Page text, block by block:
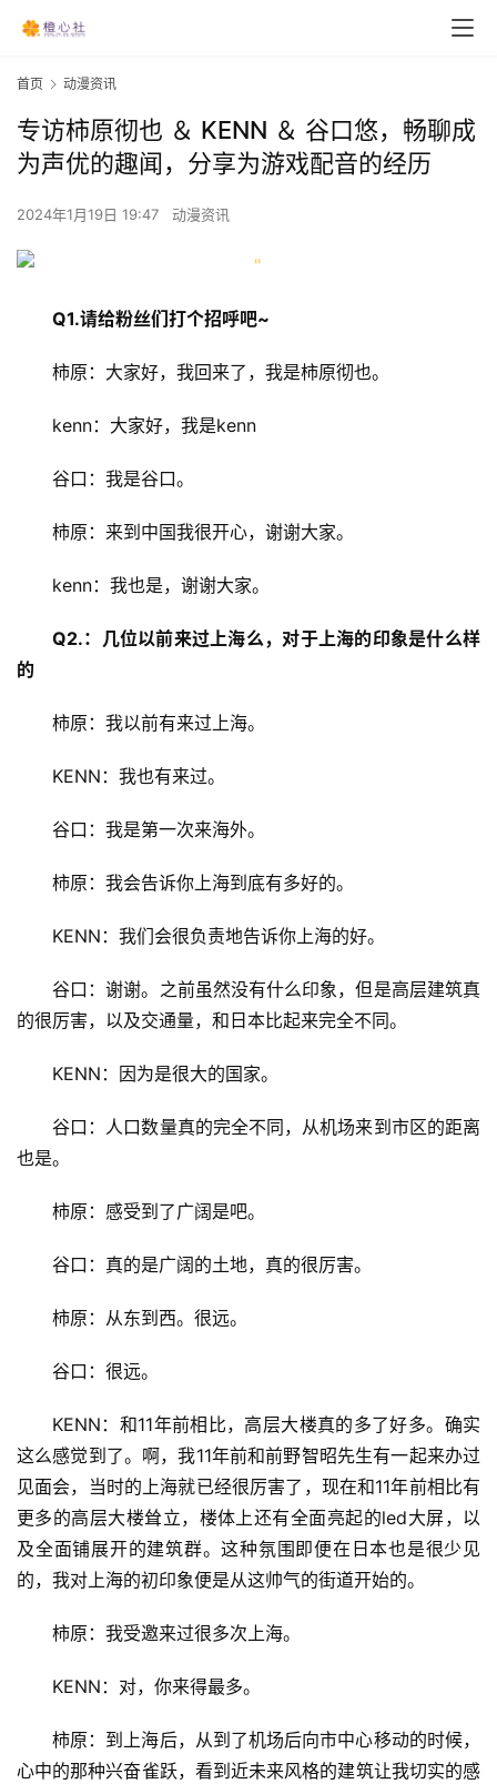
首页 动漫资讯
专访柿原彻也 ＆ KENN ＆ 谷口悠，畅聊成
为声优的趣闻，分享为游戏配音的经历
2024年1月19日 19:47 动漫资讯
Q1.请给粉丝们打个招呼吧~
柿原：大家好，我回来了，我是柿原彻也。
kenn：大家好，我是kenn
谷口：我是谷口。
柿原：来到中国我很开心，谢谢大家。
kenn：我也是，谢谢大家。
Q2.：几位以前来过上海么，对于上海的印象是什么样
的
柿原：我以前有来过上海。
KENN：我也有来过。
谷口：我是第一次来海外。
柿原：我会告诉你上海到底有多好的。
KENN：我们会很负责地告诉你上海的好。
谷口：谢谢。之前虽然没有什么印象，但是高层建筑真
的很厉害，以及交通量，和日本比起来完全不同。
KENN：因为是很大的国家。
谷口：人口数量真的完全不同，从机场来到市区的距离
也是。
柿原：感受到了广阔是吧。
谷口：真的是广阔的土地，真的很厉害。
柿原：从东到西。很远。
谷口：很远。
KENN：和11年前相比，高层大楼真的多了好多。确实
这么感觉到了。啊，我11年前和前野智昭先生有一起来办过
见面会，当时的上海就已经很厉害了，现在和11年前相比有
更多的高层大楼耸立，楼体上还有全面亮起的led大屏，以
及全面铺展开的建筑群。这种氛围即便在日本也是很少见
的，我对上海的初印象便是从这帅气的街道开始的。
柿原：我受邀来过很多次上海。
KENN：对，你来得最多。
柿原：到上海后，从到了机场后向市中心移动的时候，
心中的那种兴奋雀跃，看到近未来风格的建筑让我切实的感